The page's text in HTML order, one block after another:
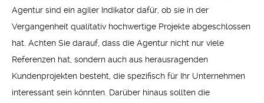
Agentur sind ein agiler Indikator dafür, ob sie in der
Vergangenheit qualitativ hochwertige Projekte abgeschlossen
hat. Achten Sie darauf, dass die Agentur nicht nur viele
Referenzen hat, sondern auch aus herausragenden
Kundenprojekten besteht, die spezifisch für Ihr Unternehmen
interessant sein könnten. Darüber hinaus sollten die